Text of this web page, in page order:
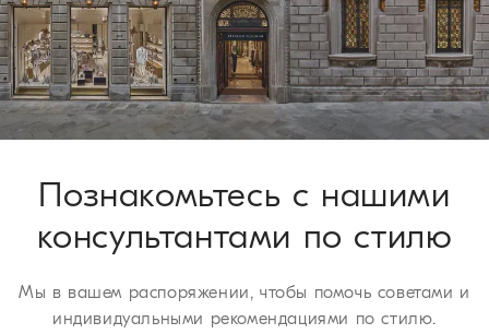
Процедура возврата
У вас есть 30 дней для осуществления возврата или обмена
изделия. Мы рады предложить эти услуги бесплатно всем
нашим клиентам. Для получения более подробной
информации о сроках доставки ознакомьтесь с разделом
страницы Процедура возврата
Познакомьтесь с нашими
консультантами по стилю
Мы в вашем распоряжении, чтобы помочь советами и
индивидуальными рекомендациями по стилю.